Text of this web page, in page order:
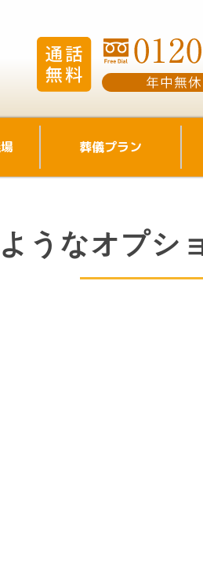
葬儀プラン
うなオプシ